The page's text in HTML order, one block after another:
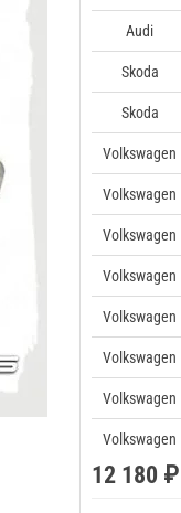
Audi
Skoda
Skoda
Volkswagen
Volkswagen
Volkswagen
Volkswagen
Volkswagen
Volkswagen
Volkswagen
Volkswagen
12 180 ₽